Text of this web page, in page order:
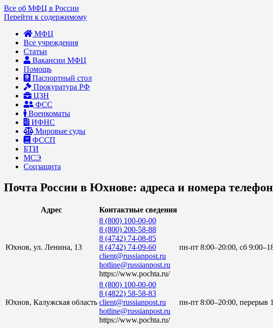
Все об МФЦ в России
Перейти к содержимому
МФЦ
Все учреждения
Статьи
Вакансии МФЦ
Помощь
Паспортный стол
Прокуратура РФ
ЦЗН
ФСС
Военкоматы
ИФНС
Мировые суды
ФССП
БТИ
МСЭ
Соцзащита
Почта России в Юхнове: адреса и номера
Адрес Контактные сведения
Юхнов, ул. Ленина, 13
8 (800) 100-00-00
8 (800) 200-58-88
8 (4742) 74-08-85
8 (4742) 74-09-60
client@russianpost.ru
hotline@russianpost.ru
https://www.pochta.ru/
пн-пт 8:00–20:00, сб
Юхнов, Калужская область
8 (800) 100-00-00
8 (4822) 58-58-83
client@russianpost.ru
hotline@russianpost.ru
https://www.pochta.ru/
пн-пт 8:00–20:00, перерыв